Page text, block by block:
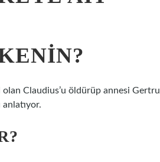
olan Claudius’u öldürüp annesi
anlatıyor.